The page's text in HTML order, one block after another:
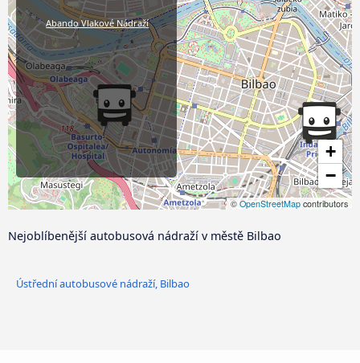
+
−
© OpenStreetMap contributors
Abando Vlakové Nádraží
Nejoblíbenější autobusová nádraží v městě Bilbao
Ústřední autobusové nádraží, Bilbao